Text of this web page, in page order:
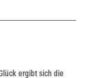
ergibt sich die